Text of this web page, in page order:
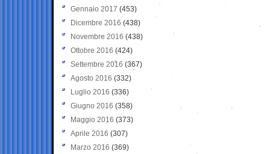
Gennaio 2017 (453)
Dicembre 2016 (438)
Novembre 2016 (438)
Ottobre 2016 (424)
Settembre 2016 (367)
Agosto 2016 (332)
Luglio 2016 (336)
Giugno 2016 (358)
Maggio 2016 (373)
Aprile 2016 (307)
Marzo 2016 (369)